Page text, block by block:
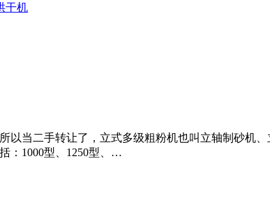
干机
以当二手转让了，立式多级粗粉机也叫立轴制砂机
：1000型、1250型、…